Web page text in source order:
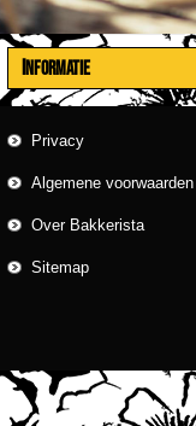
INFORMATIE
Privacy
Algemene voorwaarden
Over Bakkerista
Sitemap